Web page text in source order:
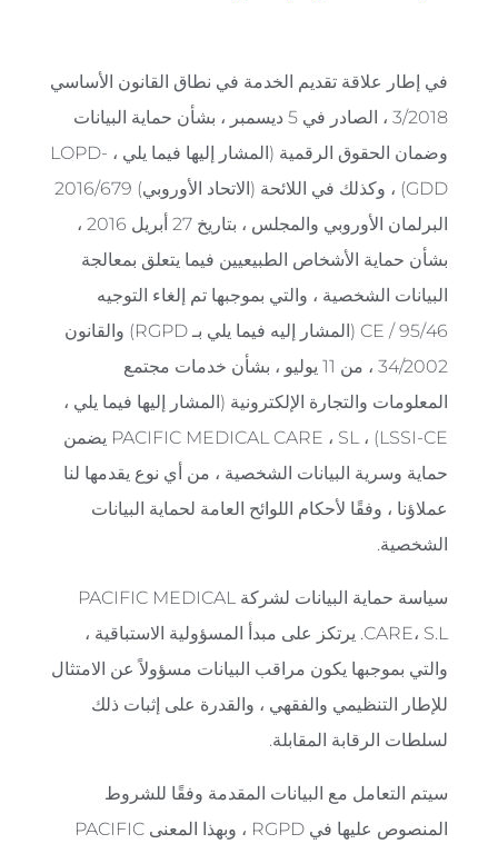
في إطار علاقة تقديم الخدمة في نطاق القانون الأساسي
3/2018 ، الصادر في 5 ديسمبر ، بشأن حماية البيانات
وضمان الحقوق الرقمية (المشار إليها فيما يلي ، LOPD-
GDD) ، وكذلك في اللائحة (الاتحاد الأوروبي) 2016/679
البرلمان الأوروبي والمجلس ، بتاريخ 27 أبريل 2016 ،
بشأن حماية الأشخاص الطبيعيين فيما يتعلق بمعالجة
البيانات الشخصية ، والتي بموجبها تم إلغاء التوجيه
95/46 / CE (المشار إليه فيما يلي بـ RGPD) والقانون
34/2002 ، من 11 يوليو ، بشأن خدمات مجتمع
المعلومات والتجارة الإلكترونية (المشار إليها فيما يلي ،
LSSI-CE) ، PACIFIC MEDICAL CARE ، SL يضمن
حماية وسرية البيانات الشخصية ، من أي نوع يقدمها لنا
عملاؤنا ، وفقًا لأحكام اللوائح العامة لحماية البيانات
الشخصية.
سياسة حماية البيانات لشركة PACIFIC MEDICAL
CARE، S.L. يرتكز على مبدأ المسؤولية الاستباقية ،
والتي بموجبها يكون مراقب البيانات مسؤولاً عن الامتثال
للإطار التنظيمي والفقهي ، والقدرة على إثبات ذلك
لسلطات الرقابة المقابلة.
سيتم التعامل مع البيانات المقدمة وفقًا للشروط
المنصوص عليها في RGPD ، وبهذا المعنى PACIFIC